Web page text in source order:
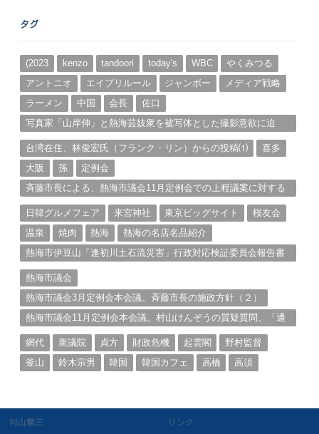
カ
ブ
タグ
(2023 kenzo tandoori today's WBC
やくみつる
アントニオ
エイプリルール ジャンボー
メディア戦略
ラーメン
中国 会長
佐口
写真家「山岸伸」と熱海芸妓衆を被写体とした撮影意欲に迫
台湾在住、林俊宏氏（フランク・リン）からの投稿⑴
喜多
大阪
孫
定例会
斉藤市長による、熱海市議会11月定例会での上程議案に対する
日韓グルメフェア
来宮神社 東京ビッグサイト
桜友会
温泉
焼肉 熱海
熱海の名店名品紹介
熱海市伊豆山「逢初川土石流災害」行政対応検証委員会報告書
熱海市議会
熱海市議会3月定例会本会議。斉藤市長の施政方針（２）
熱海市議会11月定例会本会議。村山けんぞうの質疑質問、「通
網代
衆議院 貞方 財政危機 起雲閣
野村監督
釜山
鈴木宗男 韓国 韓国カフェ 高橋 高須
村山憲三 リンク